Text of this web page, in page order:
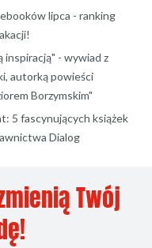
lipca - ranking
inspiracją" - wywiad z
autorką powieści
Borzymskim"
5 fascynujących książek
Dialog
Twój